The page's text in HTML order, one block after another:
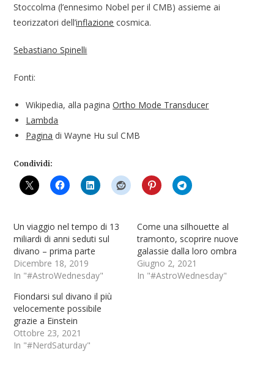
Stoccolma (l’ennesimo Nobel per il CMB) assieme ai
teorizzatori dell’inflazione cosmica.
Sebastiano Spinelli
Fonti:
Wikipedia, alla paginaOrtho Mode Transducer
Lambda
Pagina di Wayne Hu sul CMB
Condividi:
Un viaggio nel tempo di 13
miliardi di anni seduti sul
divano – prima parte
Dicembre 18, 2019
In "#AstroWednesday"
Come una silhouette al
tramonto, scoprire nuove
galassie dalla loro ombra
Giugno 2, 2021
In "#AstroWednesday"
Fiondarsi sul divano il più
velocemente possibile
grazie a Einstein
Ottobre 23, 2021
In "#NerdSaturday"